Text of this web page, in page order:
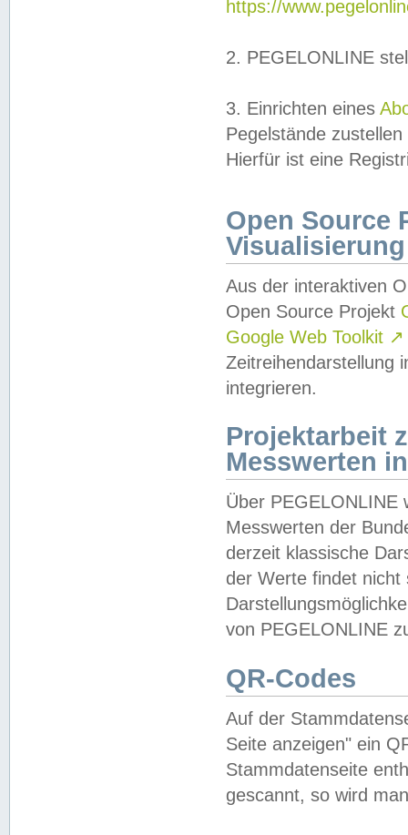
https://
2. PEGELONLINE
3. Einrichten eines
Pegelstände
Hierfür ist eine
Open Source
Visualisierung
Aus der interaktiven
Open Source Projekt
Google Web Toolkit ↗
Zeitreihendarstellung
integrieren.
Projektarbeit
Messwerten
Über PEGELONLINE
Messwerten der
derzeit klassische
der Werte findet
von PEGELONLINE
QR-Codes
Auf der
Seite anzeigen" ein
Stammdatenseite
gescannt, so wird